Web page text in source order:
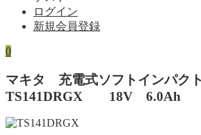
ログイン
新規会員登録
0
マキタ 充電式ソフトインパク
TS141DRGX 18V 6.0Ah